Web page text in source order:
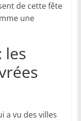
de cette fête
une
les
a vu des villes